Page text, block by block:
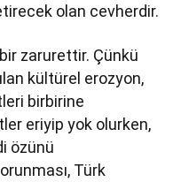
olan cevherdir.
zarurettir. Çünkü
kültürel erozyon,
birbirine
eriyip yok olurken,
özünü
Türk